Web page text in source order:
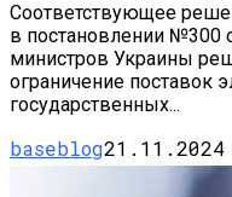
Соответствующее
в постановлении №300
министров Украины
ограничение поставок
государственных...
baseblog21.11.2024